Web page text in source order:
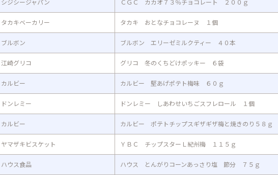
シジシージャパン ＣＧＣ カカオ７３％チョコレート ２００ｇ
タカキベーカリー タカキ おとなチョコレーヌ １個
ブルボン ブルボン エリーゼミルクティー ４０本
江崎グリコ グリコ 冬のくちどけポッキー ６袋
カルビー カルビー 堅あげポテト梅味 ６０ｇ
ドンレミー ドンレミー しあわせいちごスフレロール １個
カルビー カルビー ポテトチップスギザギザ梅と焼きのり５８ｇ
ヤマザキビスケット ＹＢＣ チップスターＬ紀州梅 １１５ｇ
ハウス食品 ハウス とんがりコーンあっさり塩 節分 ７５ｇ